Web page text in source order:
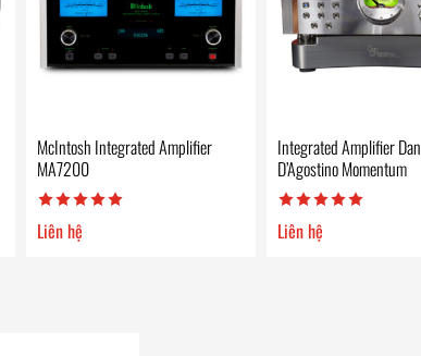
McIntosh Integrated Amplifier
MA7200
Liên hệ
Integrated Amplifier Dan
D’Agostino Momentum
Liên hệ